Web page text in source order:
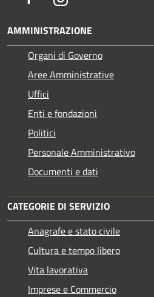
AMMINISTRAZIONE
Organi di Governo
Aree Amministrative
Uffici
Enti e fondazioni
Politici
Personale Amministrativo
Documenti e dati
CATEGORIE DI SERVIZIO
Anagrafe e stato civile
Cultura e tempo libero
Vita lavorativa
Imprese e Commercio